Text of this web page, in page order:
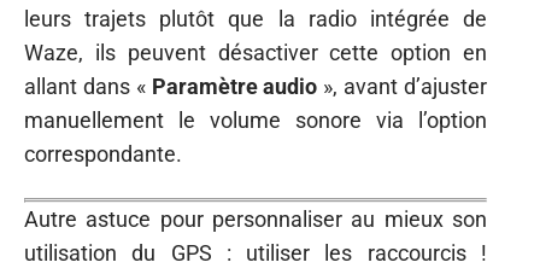
leurs trajets plutôt que la radio intégrée de
Waze, ils peuvent désactiver cette option en
allant dans « Paramètre audio », avant d’ajuster
manuellement le volume sonore via l’option
correspondante.
Autre astuce pour personnaliser au mieux son
utilisation du GPS : utiliser les raccourcis !